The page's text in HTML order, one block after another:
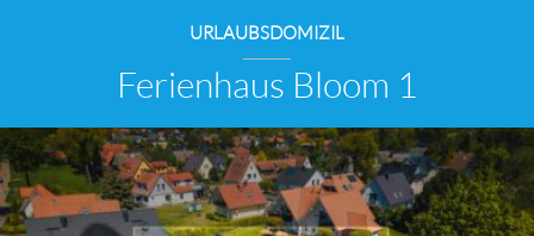
URLAUBSDOMIZIL
Ferienhaus Bloom 1